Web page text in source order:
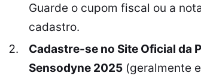
Guarde o cupom fiscal ou a
cadastro.
Cadastre-se no Site Oficial da
Sensodyne 2025(geralmente